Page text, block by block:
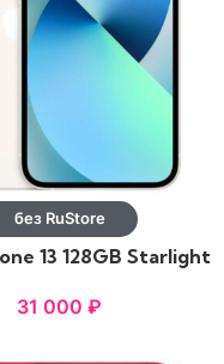
без RuStore
13 128GB Starlight
31 000₽